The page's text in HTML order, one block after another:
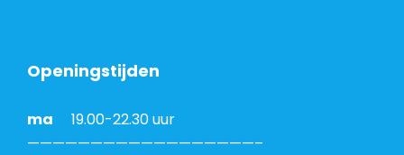
Openingstijden
ma 19.00-22.30 uur
——————————————————–